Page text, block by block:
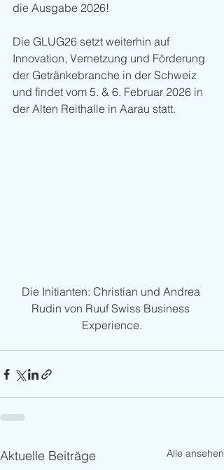
die Ausgabe 2026!
Die GLUG26 setzt weiterhin auf
Innovation, Vernetzung und Förderung
der Getränkebranche in der Schweiz
und findet vom 5. & 6. Februar 2026 in
der Alten Reithalle in Aarau statt.
Die Initianten: Christian und Andrea
Rudin von Ruuf Swiss Business
Experience.
Aktuelle Beiträge Alle ansehen